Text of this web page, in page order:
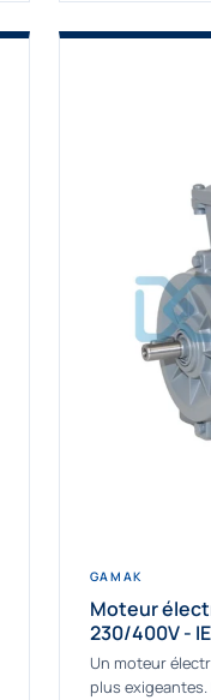
GAMAK
Moteur
230/400V -
Un moteur
plus